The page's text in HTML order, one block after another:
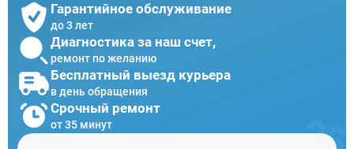
Гарантийное обслуживание
до 3 лет
Диагностика за наш счет,
ремонт по желанию
Бесплатный выезд курьера
в день обращения
Срочный ремонт
от 35 минут